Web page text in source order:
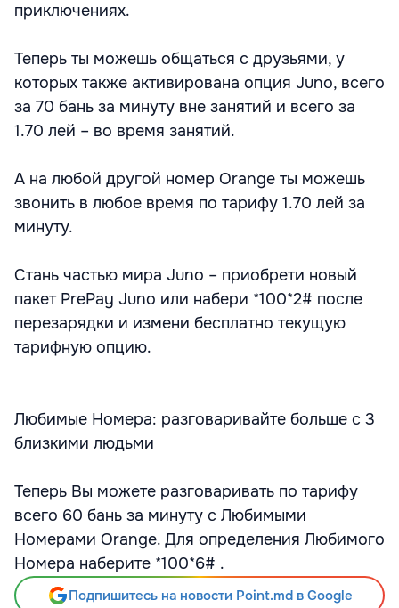
приключениях.
Теперь ты можешь общаться с друзьями, у
которых также активирована опция Juno, всего
за 70 бань за минуту вне занятий и всего за
1.70 лей – во время занятий.
А на любой другой номер Orange ты можешь
звонить в любое время по тарифу 1.70 лей за
минуту.
Стань частью мира Juno – приобрети новый
пакет PrePay Juno или набери *100*2# после
перезарядки и измени бесплатно текущую
тарифную опцию.
Любимые Номера: разговаривайте больше с 3
близкими людьми
Теперь Вы можете разговаривать по тарифу
всего 60 бань за минуту с Любимыми
Номерами Orange. Для определения Любимого
Номера наберите *100*6# .
Подпишитесь на новости Point.md в Google